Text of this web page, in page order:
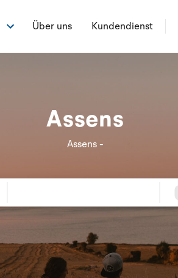
Über uns Kundendienst
Assens
Assens -